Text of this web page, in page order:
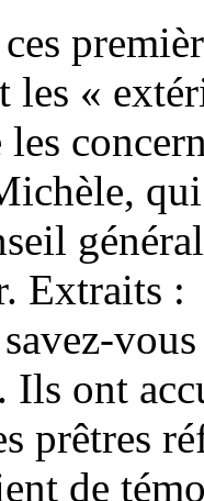
«
Extraits :
Ils ont
prêtres
de